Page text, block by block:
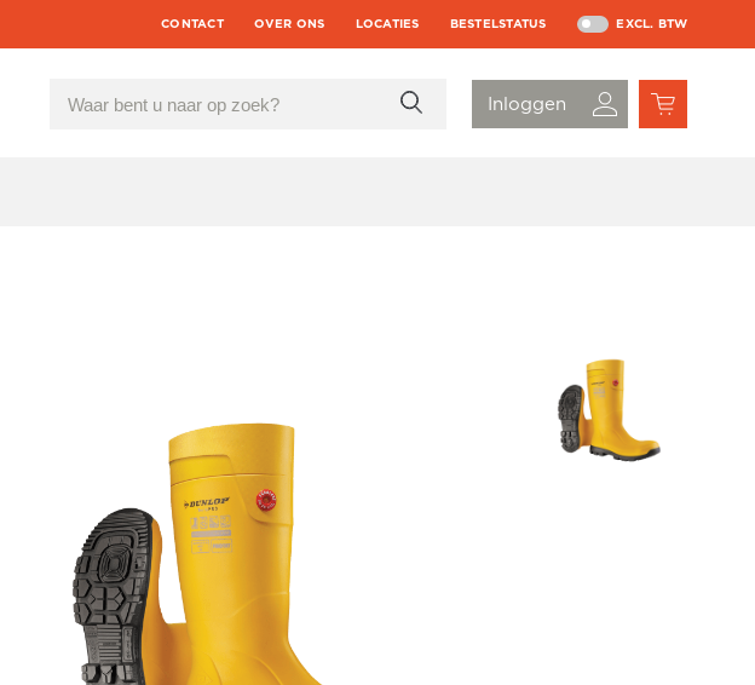
CONTACT OVER ONS LOCATIES BESTELSTATUS EXCL. BTW